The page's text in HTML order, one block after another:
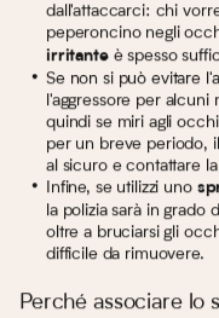
dall'attaccarci: chi
peperoncino negli
irritante è spesso
Se non si può evitare
l'aggressore per
quindi se miri agli
per un breve periodo,
al sicuro e contattare la
Infine, se utilizzi uno
la polizia sarà in grado
oltre a bruciarsi gli
difficile da rimuovere.
Perché associare lo